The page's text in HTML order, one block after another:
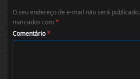
O seu endereço de e-mail não será publicado.
marcados com *
Comentário*